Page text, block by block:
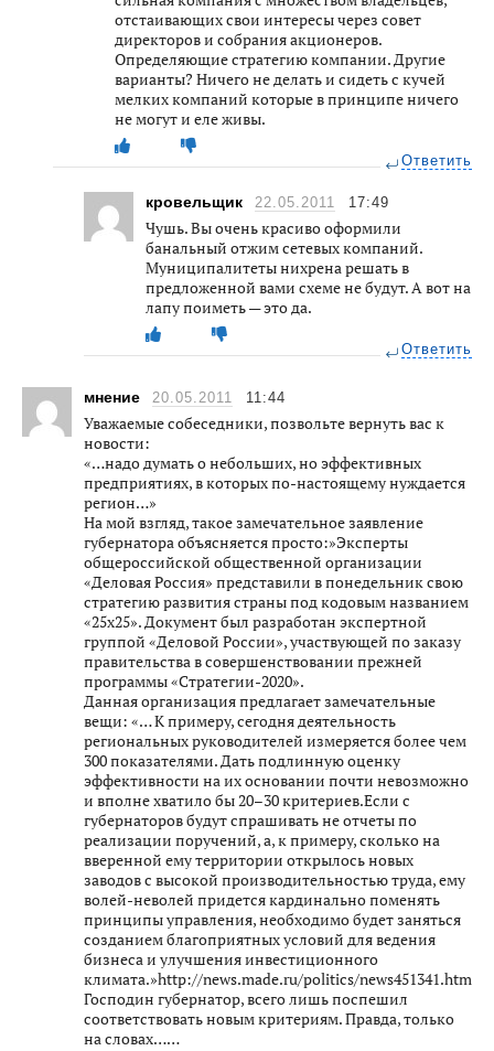
отстаивающих свои интересы через совет
директоров и собрания акционеров.
Определяющие стратегию компании. Другие
варианты? Ничего не делать и сидеть с кучей
мелких компаний которые в принципе ничего
не могут и еле живы.
Ответить
кровельщик 22.05.2011 17:49
Чушь. Вы очень красиво оформили
банальный отжим сетевых компаний.
Муниципалитеты нихрена решать в
предложенной вами схеме не будут. А вот на
лапу поиметь — это да.
Ответить
мнение 20.05.2011 11:44
Уважаемые собеседники, позвольте вернуть вас к
новости:
«…надо думать о небольших, но эффективных
предприятиях, в которых по-настоящему нуждается
регион…»
На мой взгляд, такое замечательное заявление
губернатора объясняется просто:»Эксперты
общероссийской общественной организации
«Деловая Россия» представили в понедельник свою
стратегию развития страны под кодовым названием
«25х25». Документ был разработан экспертной
группой «Деловой России», участвующей по заказу
правительства в совершенствовании прежней
программы «Стратегии-2020».
Данная организация предлагает замечательные
вещи: «… К примеру, сегодня деятельность
региональных руководителей измеряется более чем
300 показателями. Дать подлинную оценку
эффективности на их основании почти невозможно
и вполне хватило бы 20–30 критериев.Если с
губернаторов будут спрашивать не отчеты по
реализации поручений, а, к примеру, сколько на
вверенной ему территории открылось новых
заводов с высокой производительностью труда, ему
волей-неволей придется кардинально поменять
принципы управления, необходимо будет заняться
созданием благоприятных условий для ведения
бизнеса и улучшения инвестиционного
климата.»http://news.made.ru/politics/news451341.html
Господин губернатор, всего лишь поспешил
соответствовать новым критериям. Правда, только
на словах……